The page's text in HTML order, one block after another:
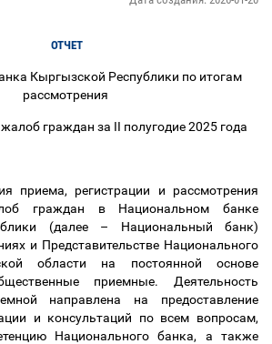
ОТЧЕТ
Кыргызской Республики по итогам
рассмотрения
граждан за II полугодие 2025 года
приема, регистрации и рассмотрения
граждан в Национальном банке
(далее – Национальный банк)
и Представительстве Национального
области на постоянной основе
приемные. Деятельность
направлена на предоставление
и консультаций по всем вопросам,
Национального банка, а также